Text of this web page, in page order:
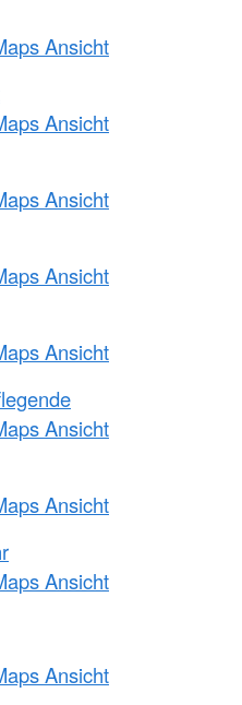
Ansicht
Ansicht
Ansicht
Ansicht
Ansicht
Ansicht
Ansicht
Ansicht
Ansicht